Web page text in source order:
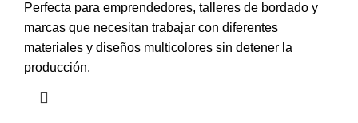
Perfecta para emprendedores, talleres de bordado y
marcas que necesitan trabajar con diferentes
materiales y diseños multicolores sin detener la
producción.